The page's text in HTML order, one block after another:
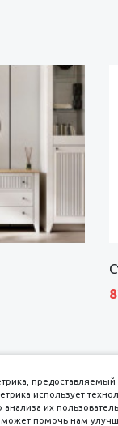
использует
их
помочь нам